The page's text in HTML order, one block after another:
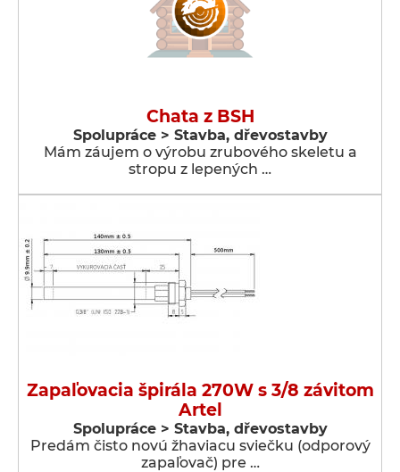
Chata z BSH
Spolupráce > Stavba, dřevostavby
Mám záujem o výrobu zrubového skeletu a
stropu z lepených …
Zapaľovacia špirála 270W s 3/8 závitom
Artel
Spolupráce > Stavba, dřevostavby
Predám čisto novú žhaviacu sviečku (odporový
zapaľovač) pre …